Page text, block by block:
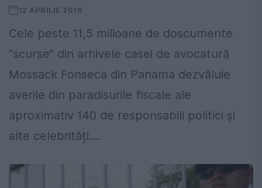
12 APRILIE 2016
Cele peste 11,5 milioane de doscumente
“scurse” din arhivele casei de avocatură
Mossack Fonseca din Panama dezvăluie
averile din paradisurile fiscale ale
aproximativ 140 de responsabili politici și
alte celebrități....